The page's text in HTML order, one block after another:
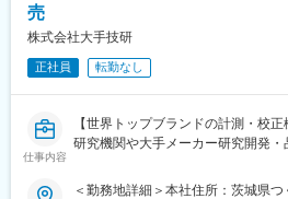
ではなく、セミナーの企画から実施
です。そのため月に数回以上の国
（主にメール）でのコミュニケー
られてくる製品仕様などの書類を
■所属部門： イメージングアンドア
売
株式会社大手技研
正社員 転勤なし
仕事内容
【世界トップブランドの計測・校
研究機関や大手メーカー研究開発
業】
＜勤務地詳細＞本社住所：茨城県